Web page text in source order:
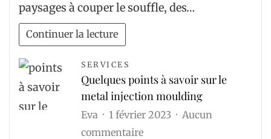
sur
d’Italie
?
paysages à couper le souffle, des…
Continuer la lecture
SERVICES
Quelques points à savoir sur le
metal injection moulding
Eva 1 février 2023
Aucun
commentairesur